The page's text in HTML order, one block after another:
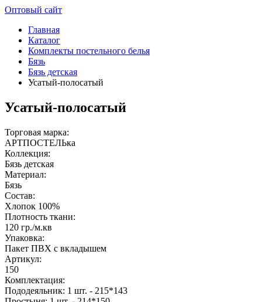
Оптовый сайт
Главная
Каталог
Комплекты постельного белья
Бязь
Бязь детская
Усатый-полосатый
Усатый-полосатый
Торговая марка:
АРТПОСТЕЛЬка
Коллекция:
Бязь детская
Материал:
Бязь
Состав:
Хлопок 100%
Плотность ткани:
120 гр./м.кв
Упаковка:
Пакет ПВХ с вкладышем
Артикул:
150
Комплектация:
Пододеяльник: 1 шт. - 215*143